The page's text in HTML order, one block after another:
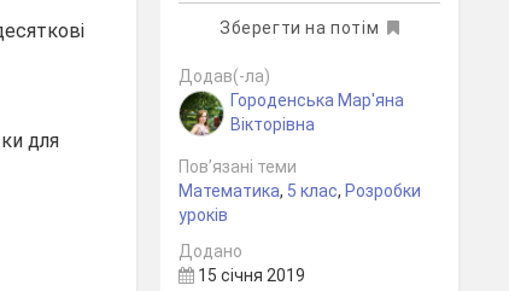
для
Зберегти на потім
Додав(-ла)
Городенська Мар'яна
Вікторівна
Пов’язані теми
Математика, 5 клас, Розробки
уроків
Додано
15 січня 2019